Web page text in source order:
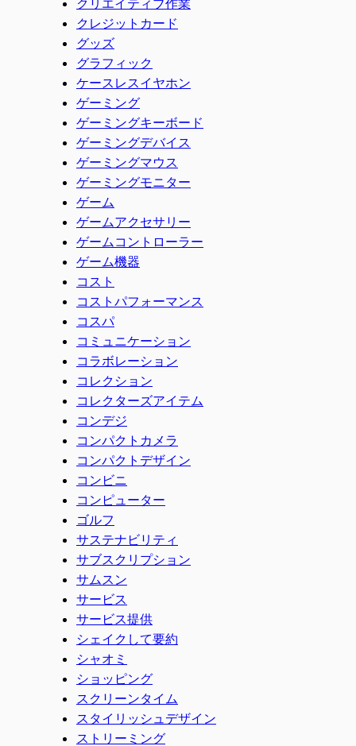
クレジットカード
グッズ
グラフィック
ケースレスイヤホン
ゲーミング
ゲーミングキーボード
ゲーミングデバイス
ゲーミングマウス
ゲーミングモニター
ゲーム
ゲームアクセサリー
ゲームコントローラー
ゲーム機器
コスト
コストパフォーマンス
コスパ
コミュニケーション
コラボレーション
コレクション
コレクターズアイテム
コンデジ
コンパクトカメラ
コンパクトデザイン
コンビニ
コンピューター
ゴルフ
サステナビリティ
サブスクリプション
サムスン
サービス
サービス提供
シェイクして要約
シャオミ
ショッピング
スクリーンタイム
スタイリッシュデザイン
ストリーミング